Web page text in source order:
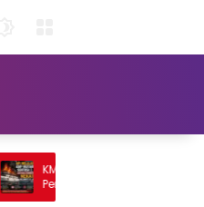
KMP Mutiara Sentosa 2 Terbakar,
Penumpang Nekat Melompat ke Laut